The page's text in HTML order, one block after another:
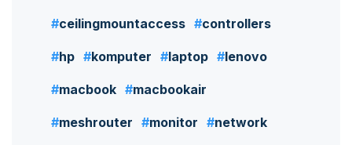
ceilingmountaccess controllers
hp komputer laptop lenovo
macbook macbookair
meshrouter monitor network